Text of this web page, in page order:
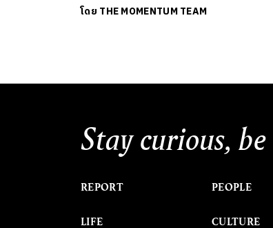
โดย THE MOMENTUM TEAM
Stay curious,
REPORT
LIFE
PEOPLE
CULTURE